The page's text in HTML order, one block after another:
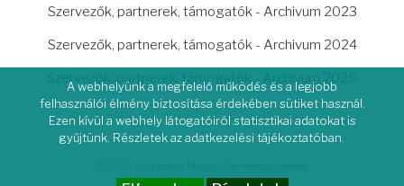
Szervezők, partnerek, támogatók - Archivum 2023
Szervezők, partnerek, támogatók - Archivum 2024
Szervezők, partnerek, támogatók - Archivum 2025
A webhelyünk a megfelelő működés és a legjobb
felhasználói élmény biztosítása érdekében sütiket használ.
Ezen kívül a webhely látogatóiról statisztikai adatokat is
gyűjtünk. Részletek az adatkezelési tájékoztatóban.